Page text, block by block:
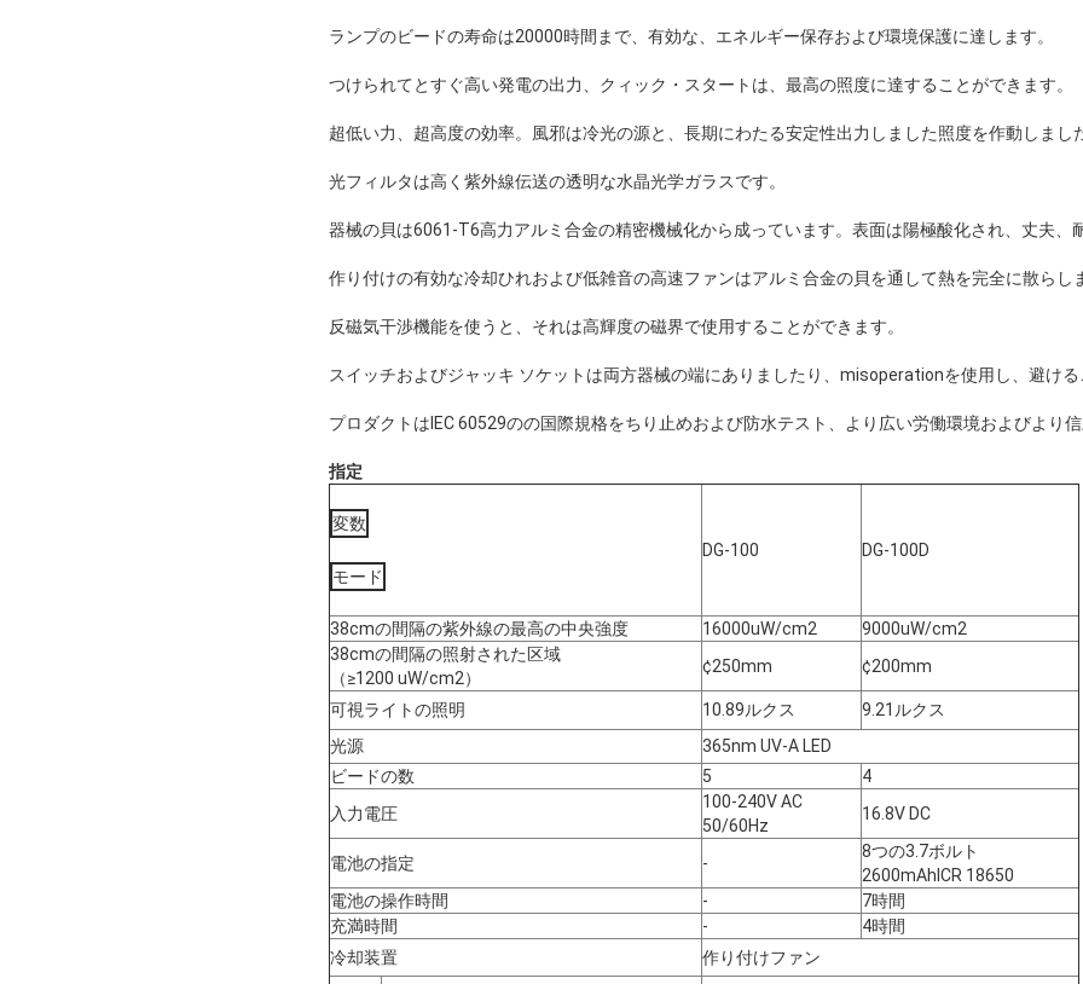
ランプのビードの寿命は20000時間まで、有効な、エネルギー保存および環境保護に達します。
つけられてとすぐ高い発電の出力、クィック・スタートは、最高の照度に達することができます。
超低い力、超高度の効率。風邪は冷光の源と、長期にわたる安定性出力しました照度を作動しまし
光フィルタは高く紫外線伝送の透明な水晶光学ガラスです。
器械の貝は6061-T6高力アルミ合金の精密機械化から成っています。表面は陽極酸化され、丈夫、
作り付けの有効な冷却ひれおよび低雑音の高速ファンはアルミ合金の貝を通して熱を完全に散らし
反磁気干渉機能を使うと、それは高輝度の磁界で使用することができます。
スイッチおよびジャッキ ソケットは両方器械の端にありましたり、misoperationを使用し、避け
プロダクトはIEC 60529のの国際規格をちり止めおよび防水テスト、より広い労働環境およびより
指定
変数
モード
DG-100 DG-100D
38cmの間隔の紫外線の最高の中央強度 16000uW/cm2
9000uW/cm2
38cmの間隔の照射された区域
（≥1200 uW/cm2）
¢250mm ¢200mm
可視ライトの照明 10.89ルクス
9.21ルクス
光源
365nm UV-A LED
ビードの数
5
4
入力電圧
100-240V AC
50/60Hz
16.8V DC
電池の指定 -
8つの3.7ボルト
2600mAhICR 18650
電池の操作時間
-
7時間
充満時間
-
4時間
冷却装置
作り付けファン